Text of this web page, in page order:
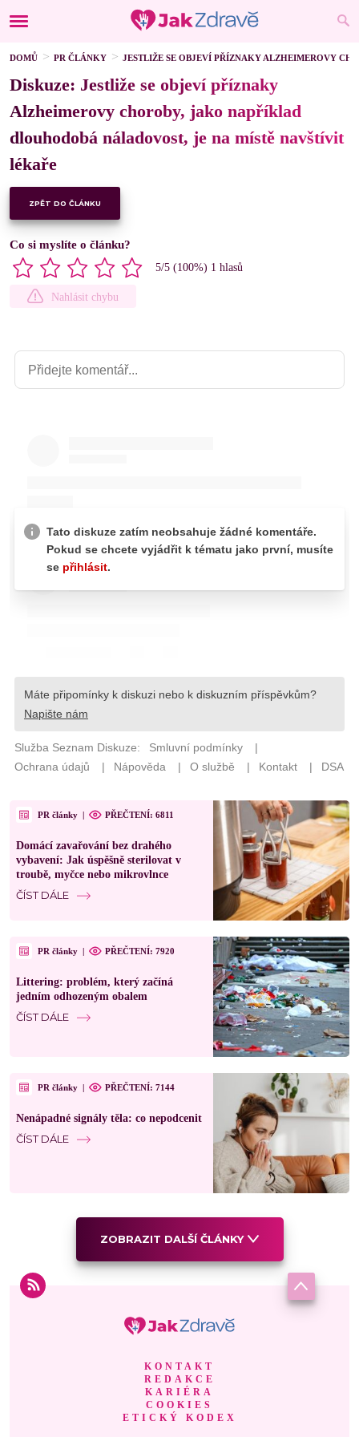
DOMŮ PR ČLÁNKY JESTLIŽE SE OBJEVÍ PŘÍZNAKY ALZHEIMEROVY
Diskuze: Jestliže se objeví příznaky
Alzheimerovy choroby, jako například
dlouhodobá náladovost, je na místě navštívit
lékaře
ZPĚT DO ČLÁNKU
Co si myslíte o článku?
5/5 (100%) 1 hlasů
Nahlásit chybu
PR články | PŘEČTENÍ: 6811
Domácí zavařování bez drahého
vybavení: Jak úspěšně sterilovat v
troubě, myčce nebo mikrovlnce
ČÍST DÁLE
PR články | PŘEČTENÍ: 7920
Littering: problém, který začíná
jedním odhozeným obalem
ČÍST DÁLE
PR články | PŘEČTENÍ: 7144
Nenápadné signály těla: co nepodcenit
ČÍST DÁLE
ZOBRAZIT DALŠÍ ČLÁNKY
KONTAKT
REDAKCE
KARIÉRA
COOKIES
ETICKÝ KODEX